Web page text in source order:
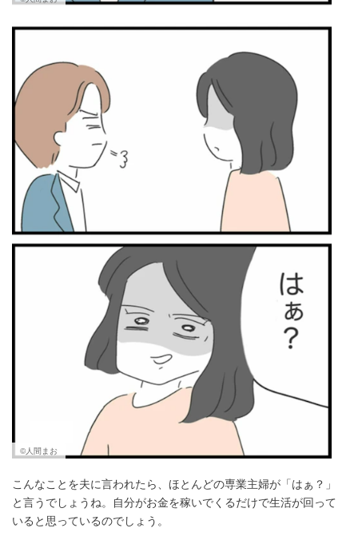
©人間まお
こんなことを夫に言われたら、ほとんどの専業主婦が「はぁ？」
と言うでしょうね。自分がお金を稼いでくるだけで生活が回って
いると思っているのでしょう。